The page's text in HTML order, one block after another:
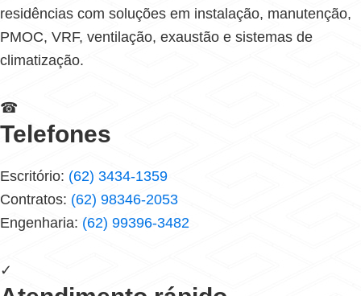
residências com soluções em instalação, manutenção,
PMOC, VRF, ventilação, exaustão e sistemas de
climatização.
☎
Telefones
Escritório: (62) 3434-1359
Contratos: (62) 98346-2053
Engenharia: (62) 99396-3482
✓